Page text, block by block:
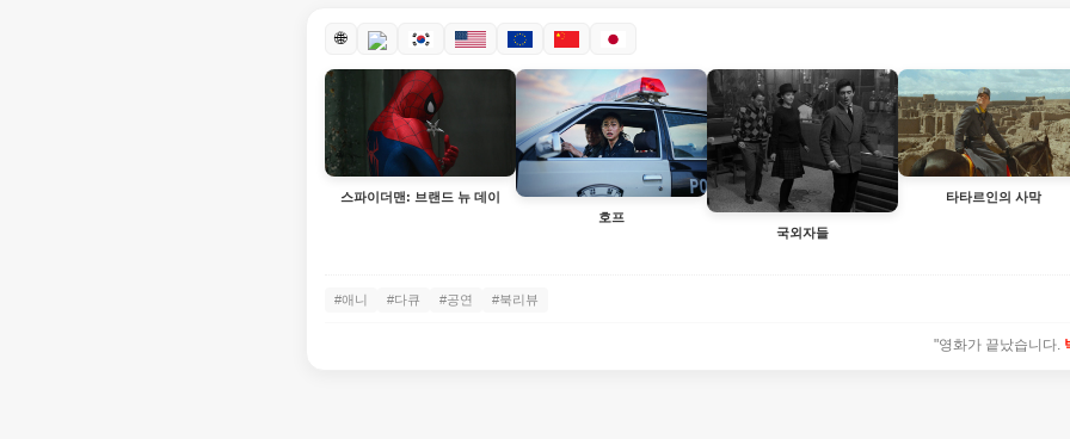
🌐
스파이더맨: 브랜드 뉴 데이
호프
국외자들
타타르인의 사막
#애니 #다큐 #공연 #북리뷰
"영화가 끝났습니다.